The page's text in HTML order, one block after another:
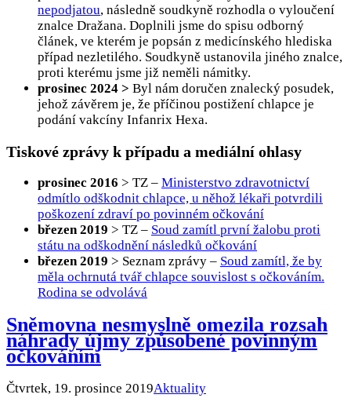
nepodjatou, následně soudkyně rozhodla o vyloučení
znalce Dražana. Doplnili jsme do spisu odborný
článek, ve kterém je popsán z medicínského hlediska
případ nezletilého. Soudkyně ustanovila jiného znalce,
proti kterému jsme již neměli námitky.
prosinec 2024 > Byl nám doručen znalecký posudek,
jehož závěrem je, že příčinou postižení chlapce je
podání vakcíny Infanrix Hexa.
Tiskové zprávy k případu a mediální ohlasy
prosinec 2016 > TZ – Ministerstvo zdravotnictví
odmítlo odškodnit chlapce, u něhož lékaři potvrdili
poškození zdraví po povinném očkování
březen 2019 > TZ – Soud zamítl první žalobu proti
státu na odškodnění následků očkování
březen 2019 > Seznam zprávy – Soud zamítl, že by
měla ochrnutá tvář chlapce souvislost s očkováním.
Rodina se odvolává
Sněmovna nesmyslně omezila rozsah
náhrady újmy způsobené povinným
očkováním
Čtvrtek, 19. prosince 2019Aktuality